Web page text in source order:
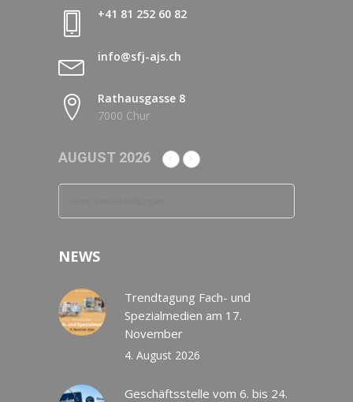
+41 81 252 60 82
info@sfj-ajs.ch
Rathausgasse 8
7000 Chur
AUGUST 2026
NEWS
Trendtagung Fach- und
Spezialmedien am 17.
November
4. August 2026
Geschäftsstelle vom 6. bis 24.